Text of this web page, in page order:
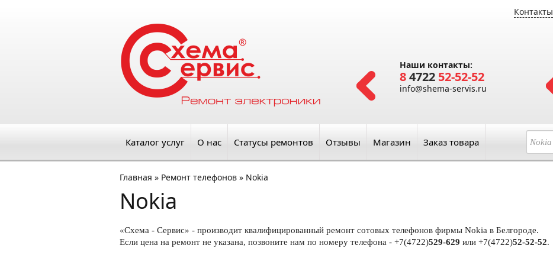
Контакты
Наши контакты:
84722 52-52-52
info@shema-servis.ru
Каталог услуг О нас Статусы ремонтов Отзывы Магазин Заказ товара
Главная » Ремонт телефонов » Nokia
Nokia
«Схема - Сервис» - производит квалифицированный ремонт сотовых телефонов фирмы Nokia в Белгороде.
Если цена на ремонт не указана, позвоните нам по номеру телефона - +7(4722)529-629 или +7(4722)52-52-52.